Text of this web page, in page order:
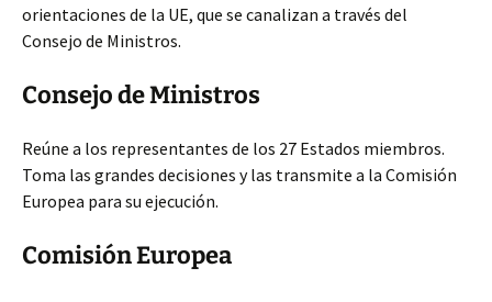
orientaciones de la UE, que se canalizan a través del
Consejo de Ministros.
Consejo de Ministros
Reúne a los representantes de los 27 Estados miembros.
Toma las grandes decisiones y las transmite a la Comisión
Europea para su ejecución.
Comisión Europea